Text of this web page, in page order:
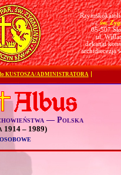
pw.św.
05-507
ul.
dekanat
archidiecezja
KUSTOSZA/ADMINISTRATORA
— Polska
1914 – 1989)